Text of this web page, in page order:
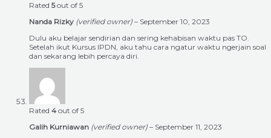
Rated 5out of 5
Nanda Rizky (verified owner) – September 10, 2023
Dulu aku belajar sendirian dan sering kehabisan waktu pas TO.
Setelah ikut Kursus IPDN, aku tahu cara ngatur waktu ngerjain soal
dan sekarang lebih percaya diri.
Rated 4 out of 5
Galih Kurniawan (verified owner) – September 11, 2023